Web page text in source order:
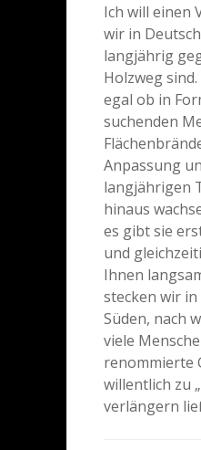
Ich will einen
wir in
langjährig
Holzweg
egal ob in
suchenden
Anpassung
langjährigen
hinaus
es gibt sie
und
Ihnen
stecken wir
Süden, nach
viele
renommierte
willentlich zu
verlängern